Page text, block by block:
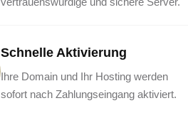
Schnelle Aktivierung
Ihre Domain und Ihr Hosting werden
sofort nach Zahlungseingang aktiviert.